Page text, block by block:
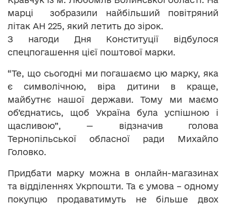
марці зобразили найбільший повітряний
літак АН 225, який летить до зірок.
З нагоди Дня Конституції відбулося
спецпогашення цієї поштової марки.
“Те, що сьогодні ми погашаємо цю марку, яка
є символічною, віра дитини в краще,
майбутнє нашої держави. Тому ми маємо
об’єднатись, щоб Україна була успішною і
щасливою”, — відзначив голова
Тернопільської обласної ради Михайло
Головко.
Придбати марку можна в онлайн-магазинах
та відділеннях Укрпошти. Та є умова – одному
покупцю продаватимуть не більше двох